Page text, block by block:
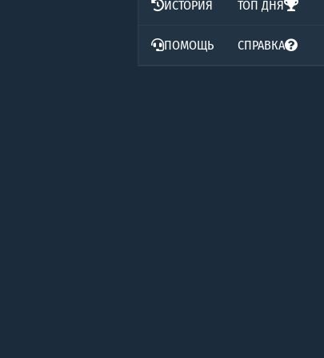
ИСТОРИЯ ТОП ДНЯ
ПОМОЩЬ СПРАВКА